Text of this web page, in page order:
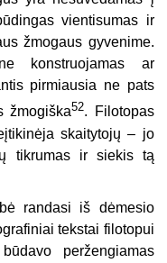
vientisumas ir
žmogaus gyvenime.
konstruojamas ar
pirmiausia ne pats
žmogiška52. Filotopas
skaitytojų – jo
tikrumas ir siekis tą
randasi iš dėmesio
tekstai filotopui
peržengiamas